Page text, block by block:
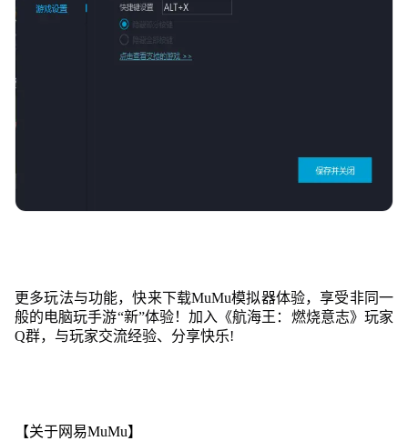
更多玩法与功能，快来下载MuMu模拟器体验，享受非同一
般的电脑玩手游“新”体验！加入《航海王：燃烧意志》玩家
Q群，与玩家交流经验、分享快乐!
【关于网易MuMu】